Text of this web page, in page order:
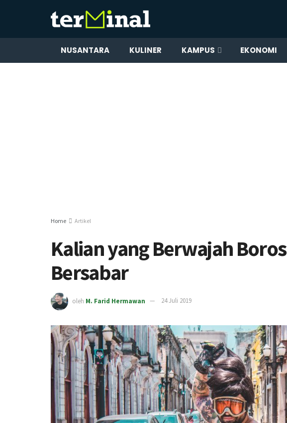
NUSANTARA KULINER KAMPUS EKONOMI
Home Artikel
Kalian yang Berwajah
Bersabar
oleh M. Farid Hermawan 24 Juli 2019